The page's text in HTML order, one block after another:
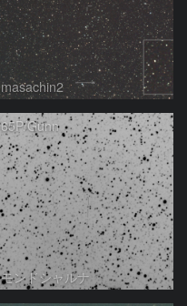
masachin2
65P/Gunn
モンドシャルナ